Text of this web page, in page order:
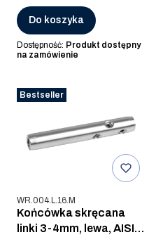
Do koszyka
Dostępność: Produkt dostępny
na zamówienie
Bestseller
Kod produktu
WR.004.L.16.M
Końcówka skręcana
linki 3-4mm, lewa, AISI